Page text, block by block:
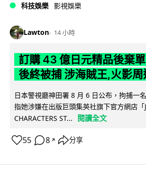
科技娛樂 影視娛樂
Lawton 14 小時
訂購 43 億日元精品後棄
後終被捕 涉海賊王,火影周
日本警視廳神田署 8 月 6 日公布，拘捕一
指她涉嫌在出版巨頭集英社旗下官方網店「
CHARACTERS ST...
閱讀全文
55 8 ↗ 分享